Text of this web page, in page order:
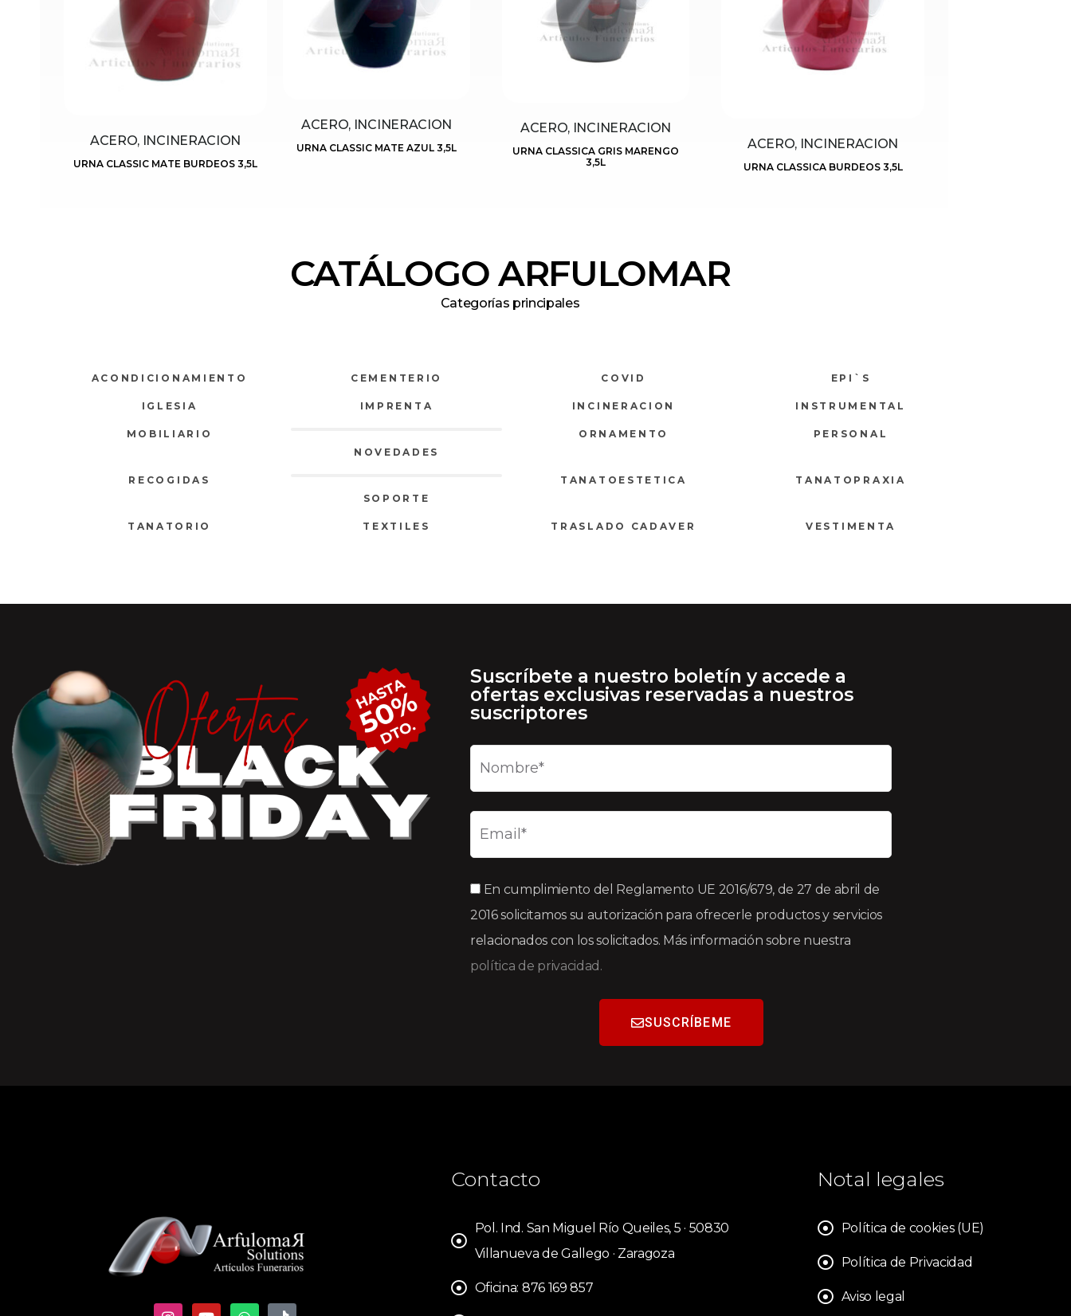
ACERO, INCINERACION
URNA CLASSIC MATE BURDEOS 3,5L
ACERO, INCINERACION
URNA CLASSIC MATE AZUL 3,5L
ACERO, INCINERACION
URNA CLASSICA GRIS MARENGO
3,5L
ACERO, INCINERACION
URNA CLASSICA BURDEOS 3,5L
CATÁLOGO ARFULOMAR
Categorías principales
ACONDICIONAMIENTO CEMENTERIO COVID EPI`S
IGLESIA IMPRENTA INCINERACION INSTRUMENTAL
MOBILIARIO
NOVEDADES
ORNAMENTO PERSONAL
RECOGIDAS
SOPORTE
TANATOESTETICA TANATOPRAXIA
TANATORIO TEXTILES TRASLADO CADAVER VESTIMENTA
Suscríbete a nuestro boletín y accede a
ofertas exclusivas reservadas a nuestros
suscriptores
En cumplimiento del Reglamento UE 2016/679, de 27 de abril de
2016 solicitamos su autorización para ofrecerle productos y servicios
relacionados con los solicitados. Más información sobre nuestra
política de privacidad.
SUSCRÍBEME
Contacto
Pol. Ind. San Miguel Río Queiles, 5 · 50830
Villanueva de Gallego · Zaragoza
Oficina: 876 169 857
Notal legales
Política de cookies (UE)
Política de Privacidad
Aviso legal